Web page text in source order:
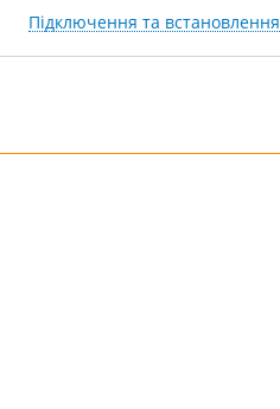
Підключення та встановлення